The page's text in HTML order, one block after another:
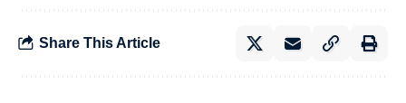
Share This Article